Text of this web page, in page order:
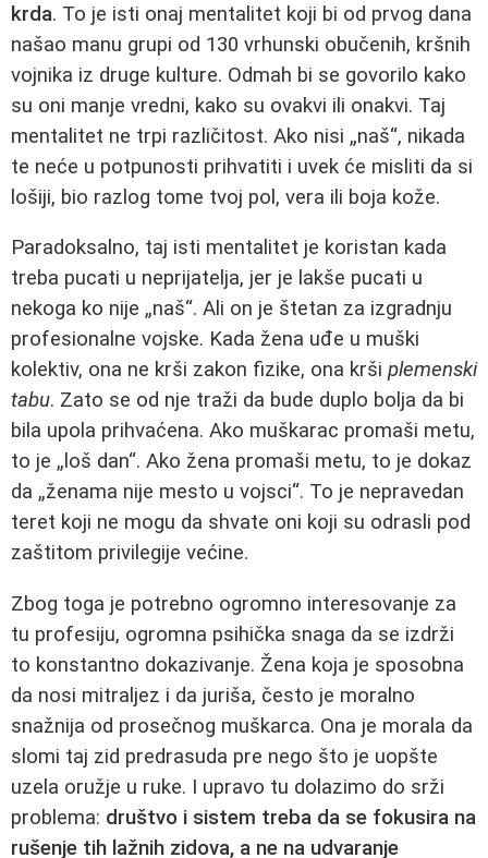
krda. To je isti onaj mentalitet koji bi od prvog dana
našao manu grupi od 130 vrhunski obučenih, kršnih
vojnika iz druge kulture. Odmah bi se govorilo kako
su oni manje vredni, kako su ovakvi ili onakvi. Taj
mentalitet ne trpi različitost. Ako nisi „naš“, nikada
te neće u potpunosti prihvatiti i uvek će misliti da si
lošiji, bio razlog tome tvoj pol, vera ili boja kože.
Paradoksalno, taj isti mentalitet je koristan kada
treba pucati u neprijatelja, jer je lakše pucati u
nekoga ko nije „naš“. Ali on je štetan za izgradnju
profesionalne vojske. Kada žena uđe u muški
kolektiv, ona ne krši zakon fizike, ona krši plemenski
tabu. Zato se od nje traži da bude duplo bolja da bi
bila upola prihvaćena. Ako muškarac promaši metu,
to je „loš dan“. Ako žena promaši metu, to je dokaz
da „ženama nije mesto u vojsci“. To je nepravedan
teret koji ne mogu da shvate oni koji su odrasli pod
zaštitom privilegije većine.
Zbog toga je potrebno ogromno interesovanje za
tu profesiju, ogromna psihička snaga da se izdrži
to konstantno dokazivanje. Žena koja je sposobna
da nosi mitraljez i da juriša, često je moralno
snažnija od prosečnog muškarca. Ona je morala da
slomi taj zid predrasuda pre nego što je uopšte
uzela oružje u ruke. I upravo tu dolazimo do srži
problema: društvo i sistem treba da se fokusira na
rušenje tih lažnih zidova, a ne na udvaranje